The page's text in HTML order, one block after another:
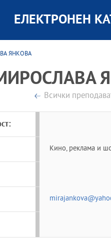
ЕЛЕКТРОНЕН
ЯНКОВА
Всички
Кино, реклама и